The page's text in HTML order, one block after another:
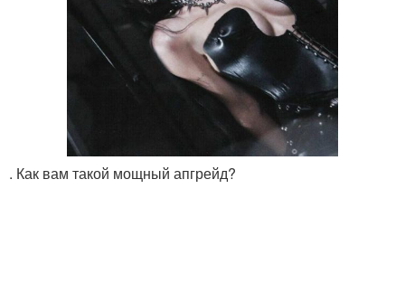
. Как вам такой мощный апгрейд?